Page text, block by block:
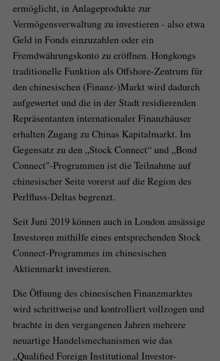
ermöglicht, in Anlageprodukte zur
Vermögensverwaltung zu investieren - also etwa
Geld in Fonds einzuzahlen oder ein
Fremdwährungskonto zu eröffnen. Hongkongs
traditionelle Funktion als Offshore-Zentrum für
den chinesischen (Finanz-)Markt wird dadurch
aufgewertet und die in der Stadt residierenden
Repräsentanten internationaler Finanzhäuser
erhalten Zugang zu Chinas Kapitalmarkt. Im
Gegensatz zu den „Stock Connect“ und „Bond
Connect"-Programmen ist die Teilnahme auf
chinesischer Seite vorerst auf die Region des
Perlfluss-Deltas begrenzt.
Seit Juni 2019 können auch in London ansässige
Investoren mithilfe eines entsprechenden Stock
Connect-Programmes im chinesischen
Aktienmarkt investieren.
Die Öffnung des chinesischen Finanzmarktes
wird schrittweise und kontrolliert vollzogen und
brachte in den vergangenen Jahren mehrere
neuartige Handelsmechanismen wie das
„Qualified Foreign Institutional Investor-